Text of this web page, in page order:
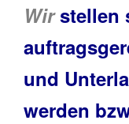
Wir stellen
und
werden